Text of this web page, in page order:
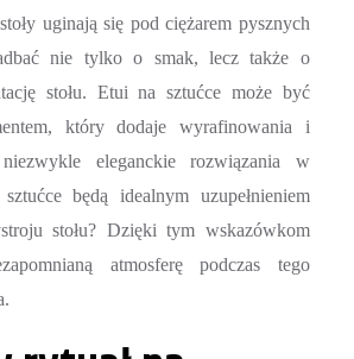
uginają się pod ciężarem pysznych
nie tylko o smak, lecz także o
stołu. Etui na sztućce może być
który dodaje wyrafinowania i
eleganckie rozwiązania w
będą idealnym uzupełnieniem
stołu? Dzięki tym wskazówkom
atmosferę podczas tego